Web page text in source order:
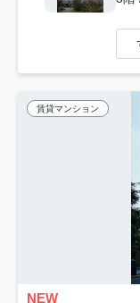
賃貸マンション
NEW